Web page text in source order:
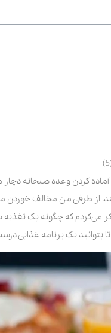
و انواع مغزیجات
نام بی‌میلی در وعده
(
5
)
کردن وعده صبحانه
از طرفی من مخالف خوردن
که چگونه یک تغذیه
تا بتوانید یک برنامه غذایی